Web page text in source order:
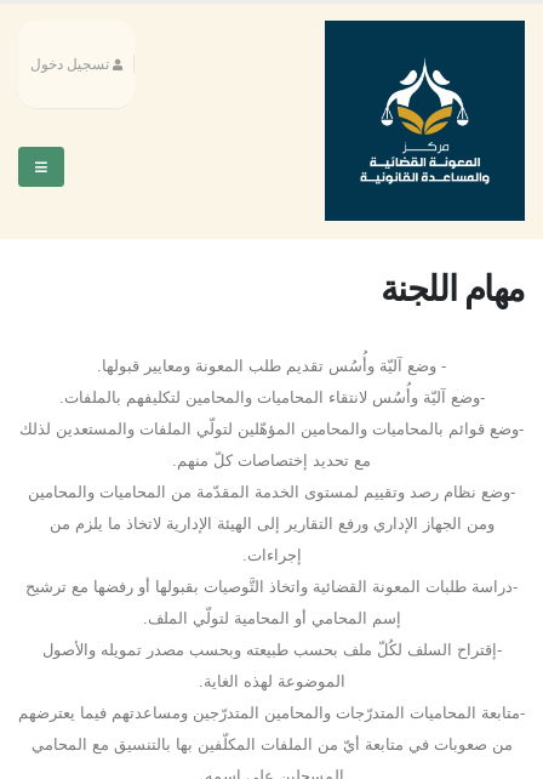
تسجيل دخول
مهام اللجنة
- وضع آليّة وأُسُس تقديم طلب المعونة ومعايير قبولها.
-وضع آليّة وأُسُس لانتقاء المحاميات والمحامين لتكليفهم بالملفات.
-وضع قوائم بالمحاميات والمحامين المؤهّلين لتولّي الملفات والمستعدين لذلك
مع تحديد إختصاصات كلّ منهم.
-وضع نظام رصد وتقييم لمستوى الخدمة المقدّمة من المحاميات والمحامين
ومن الجهاز الإداري ورفع التقارير إلى الهيئة الإدارية لاتخاذ ما يلزم من
إجراءات.
-دراسة طلبات المعونة القضائية واتخاذ التَّوصيات بقبولها أو رفضها مع ترشيح
إسم المحامي أو المحامية لتولّي الملف.
-إقتراح السلف لكُلّ ملف بحسب طبيعته وبحسب مصدر تمويله والأصول
الموضوعة لهذه الغاية.
-متابعة المحاميات المتدرّجات والمحامين المتدرّجين ومساعدتهم فيما يعترضهم
من صعوبات في متابعة أيّ من الملفات المكلّفين بها بالتنسيق مع المحامي